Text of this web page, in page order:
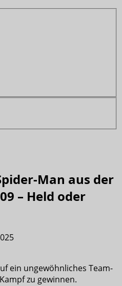
Man aus der
– Held oder
ein ungewöhnliches Team-
zu gewinnen.